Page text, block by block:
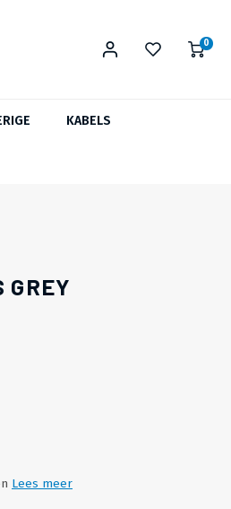
0
KABELS
Lees meer